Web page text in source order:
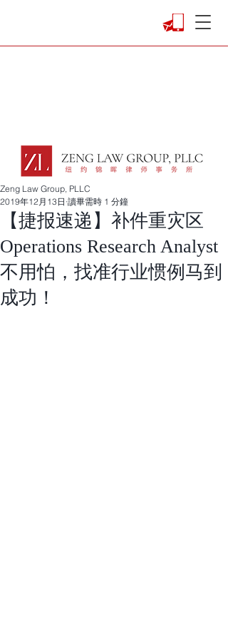
【捷报速递】补件重灾区
Operations Research Analyst
不用怕，找准行业惯例马到
成功！
Zeng Law Group, PLLC
2019年12月13日 讀畢需時 1 分鐘